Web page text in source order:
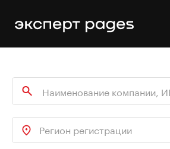
Регион регистрации